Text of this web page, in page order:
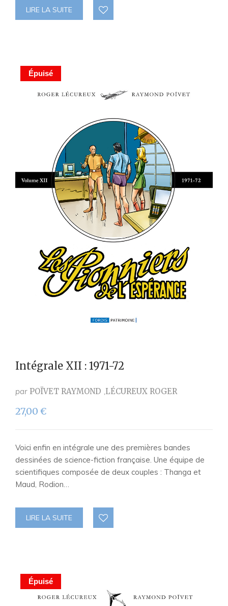
LIRE LA SUITE
Épuisé
Intégrale XII : 1971-72
par POÏVET RAYMOND LÉCUREUX ROGER
27,00 €
Voici enfin en intégrale une des premières bandes
dessinées de science-fiction française. Une équipe de
scientifiques composée de deux couples : Thanga et
Maud, Rodion…
LIRE LA SUITE
Épuisé